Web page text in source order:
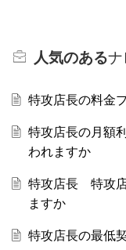
人気のあるナ
特攻店長の料金
特攻店長の月額
われますか
特攻店長 特攻店
ますか
特攻店長の最低